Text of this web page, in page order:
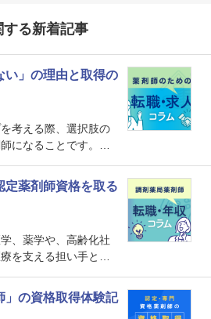
る新着記事
い」の理由と取得の
考える際、選択肢の
になることです。し
るかもしれません。
「意味ない」といわ
ット、年収・キャリ
定薬剤師資格を取る
、薬学や、高齢化社
を支える担い手とし
が認定薬剤師という
いったいどんな資格
」の資格取得体験記